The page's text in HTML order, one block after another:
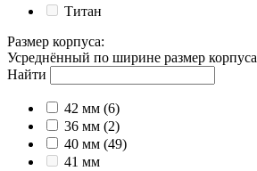
Титан
Размер корпуса:
Усреднённый по ширине размер корпуса
Найти
42 мм (6)
36 мм (2)
40 мм (49)
41 мм